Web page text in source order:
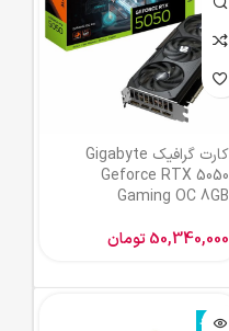
کارت گرافیک Gigabyte
Geforce RTX 5050
Gaming OC 8GB
50,340,000 تومان
ناموجود